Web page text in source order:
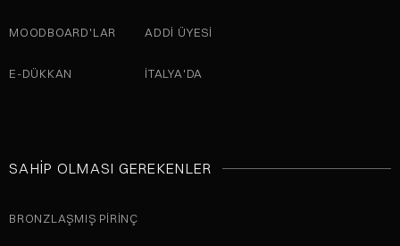
MOODBOARD'LAR
E-DÜKKAN
ADDI ÜYESI
İTALYA'DA
SAHIP OLMASI GEREKENLER
BRONZLAŞMIŞ PIRINÇ